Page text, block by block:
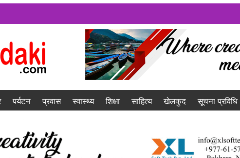
पर्यटन प्रवास स्वास्थ्य शिक्षा साहित्य खेलकुद सूचना प्रविधि